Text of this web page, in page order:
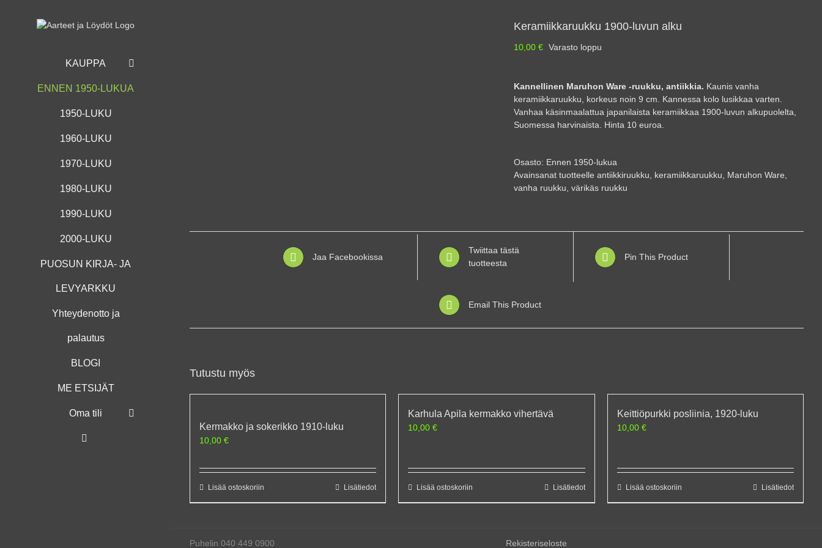
KAUPPA
ENNEN 1950-LUKUA
1950-LUKU
1960-LUKU
1970-LUKU
1980-LUKU
1990-LUKU
2000-LUKU
PUOSUN KIRJA- JA
LEVYARKKU
Yhteydenotto ja
palautus
BLOGI
ME ETSIJÄT
Oma tili
Keramiikkaruukku 1900-luvun alku
10,00 € Varasto loppu
Kannellinen Maruhon Ware -ruukku, antiikkia. Kaunis vanha
keramiikkaruukku, korkeus noin 9 cm. Kannessa kolo lusikkaa varten.
Vanhaa käsinmaalattua japanilaista keramiikkaa 1900-luvun alkupuolelta,
Suomessa harvinaista. Hinta 10 euroa.
Osasto: Ennen 1950-lukua
Avainsanat tuotteelle antiikkiruukku keramiikkaruukku Maruhon Ware
vanha ruukku värikäs ruukku
Jaa Facebookissa
Twiittaa tästä
tuotteesta
Pin This Product
Email This Product
Tutustu myös
Kermakko ja sokerikko 1910-luku
10,00 €
Lisää ostoskoriin Lisätiedot
Karhula Apila kermakko vihertävä
10,00€
Lisää ostoskoriin Lisätiedot
Keittiöpurkki posliinia, 1920-luku
10,00 €
Lisää ostoskoriin Lisätiedot
Puhelin 040 449 0900 Rekisteriseloste